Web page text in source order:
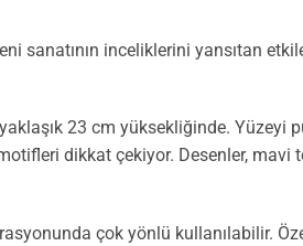
sanatının inceliklerini yansıtan
23 cm yüksekliğinde. Yüzeyi
dikkat çekiyor. Desenler,
çok yönlü kullanılabilir.